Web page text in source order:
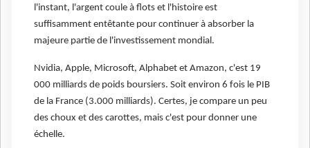
l'instant, l'argent coule à flots et l'histoire est
suffisamment entêtante pour continuer à absorber la
majeure partie de l'investissement mondial.
Nvidia, Apple, Microsoft, Alphabet et Amazon, c'est 19
000 milliards de poids boursiers. Soit environ 6 fois le PIB
de la France (3.000 milliards). Certes, je compare un peu
des choux et des carottes, mais c'est pour donner une
échelle.